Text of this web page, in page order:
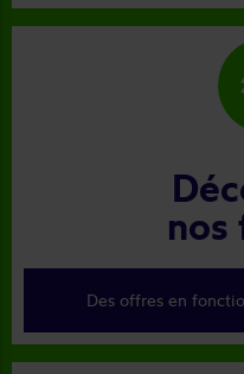
nos
Des offres en